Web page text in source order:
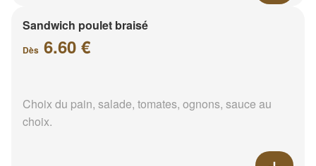
Sandwich poulet braisé
Dès 6.60 €
Choix du pain, salade, tomates, ognons, sauce au
choix.